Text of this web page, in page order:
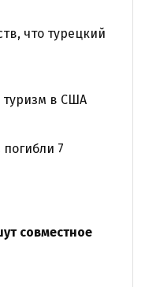
что турецкий
туризм в США
7
совместное